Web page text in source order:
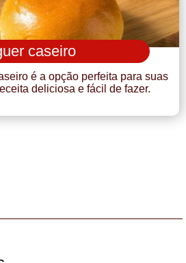
caseiro
é a opção perfeita para suas
deliciosa e fácil de fazer.